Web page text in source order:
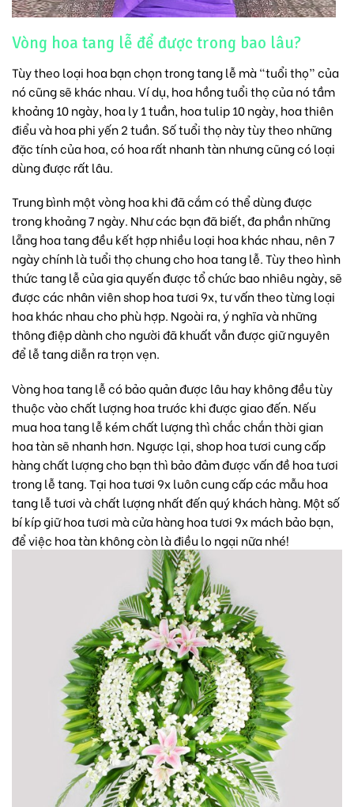
Vòng hoa tang lễ để được trong bao lâu?
Tùy theo loại hoa bạn chọn trong tang lễ mà “tuổi thọ” của
nó cũng sẽ khác nhau. Ví dụ, hoa hồng tuổi thọ của nó tầm
khoảng 10 ngày, hoa ly 1 tuần, hoa tulip10 ngày, hoa thiên
điểuvàhoa phi yến2 tuần. Số tuổi thọ này tùy theo những
đặc tính của hoa, có hoa rất nhanh tàn nhưng cũng có loại
dùng được rất lâu.
Trung bình một vòng hoa khi đã cắm có thể dùng được
trong khoảng 7 ngày. Như các bạn đã biết, đa phần những
lẵng hoa tang đều kết hợp nhiều loại hoa khác nhau, nên 7
ngày chính là tuổi thọ chung cho hoa tang lễ. Tùy theo hình
thức tang lễ của gia quyến được tổ chức bao nhiêu ngày, sẽ
được các nhân viênshop hoa tươi 9x,tư vấn theo từng loại
hoa khác nhau cho phù hợp. Ngoài ra, ý nghĩa và những
thông điệp dành cho người đã khuất vẫn được giữ nguyên
để lễ tang diễn ra trọn vẹn.
Vònghoa tang lễcó bảo quản được lâu hay không đều tùy
thuộc vào chất lượng hoa trước khi được giao đến. Nếu
mua hoa tang lễ kém chất lượng thì chắc chắn thời gian
hoa tàn sẽ nhanh hơn. Ngược lại, shop hoa tươi cung cấp
hàng chất lượng cho bạn thì bảo đảm được vấn đề hoa tươi
trong lễ tang. Tại hoa tươi 9x luôn cung cấp các mẫu hoa
tang lễ tươi và chất lượng nhất đến quý khách hàng. Một số
bí kíp giữ hoa tươi mà cửa hàng hoa tươi 9x mách bảo bạn,
để việc hoa tàn không còn là điều lo ngại nữa nhé!